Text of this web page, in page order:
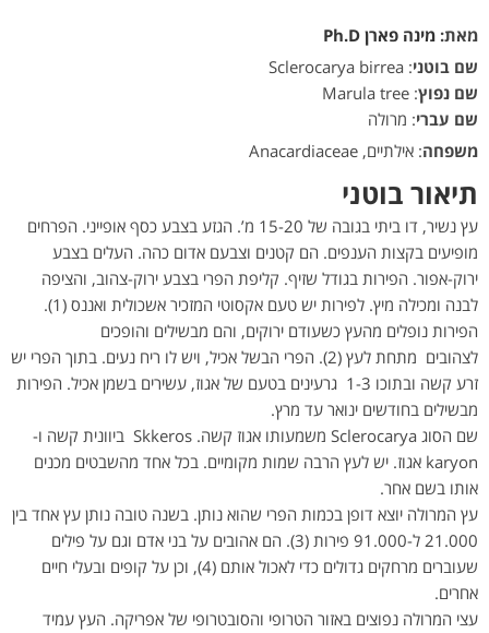
מאת: מינה פארן Ph.D
שם בוטני: Sclerocarya birrea
שם נפוץ: Marula tree
שם עברי: מרולה
משפחה: אילתיים, Anacardiaceae
תיאור בוטני
עץ נשיר, דו ביתי בגובה של 15-20 מ’. הגזע בצבע כסף אופייני. הפרחים
מופיעים בקצות הענפים. הם קטנים וצבעם אדום כהה. העלים בצבע
ירוק-אפור. הפירות בגודל שזיף. קליפת הפרי בצבע ירוק-צהוב, והציפה
לבנה ומכילה מיץ. לפירות יש טעם אקסוטי המזכיר אשכולית ואננס (1).
הפירות נופלים מהעץ כשעודם ירוקים, והם מבשילים והופכים
לצהובים מתחת לעץ (2). הפרי הבשל אכיל, ויש לו ריח נעים. בתוך הפרי יש
זרע קשה ובתוכו 1-3 גרעינים בטעם של אגוז, עשירים בשמן אכיל. הפירות
מבשילים בחודשים ינואר עד מרץ.
שם הסוג Sclerocarya משמעותו אגוז קשה. Skkeros ביוונית קשה ו-
karyon אגוז. יש לעץ הרבה שמות מקומיים. בכל אחד מהשבטים מכנים
אותו בשם אחר.
עץ המרולה יוצא דופן בכמות הפרי שהוא נותן. בשנה טובה נותן עץ אחד בין
21.000 ל-91.000 פירות (3). הם אהובים על בני אדם וגם על פילים
שעוברים מרחקים גדולים כדי לאכול אותם (4), וכן על קופים ובעלי חיים
אחרים.
עצי המרולה נפוצים באזור הטרופי והסובטרופי של אפריקה. העץ עמיד